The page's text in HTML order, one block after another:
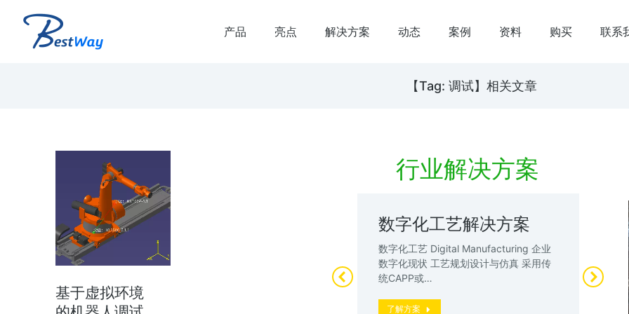
产品 亮点 解决方案 动态 案例 资料 购买 联系
【Tag: 调试】相关文章
基于虚拟环境
行业解决方案
决方案
命周期和生产生命
虚拟联调解决方案
时间 减少产线搭建时的错误和返工 提升
数字化工艺解决方案
数字化工艺 Digital Manufacturing 企业
数字化现状 工艺规划设计与仿真 采用传
统CAPP或…
了解方案
厂